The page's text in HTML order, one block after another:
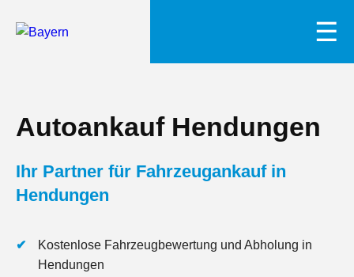
☰
Autoankauf Hendungen
Ihr Partner für Fahrzeugankauf in
Hendungen
Kostenlose Fahrzeugbewertung und Abholung in
Hendungen